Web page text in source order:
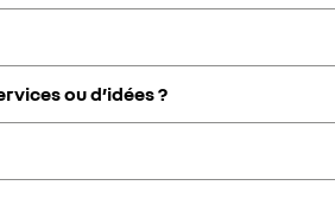
dans votre démarche et répondra à
ou d’idées ?